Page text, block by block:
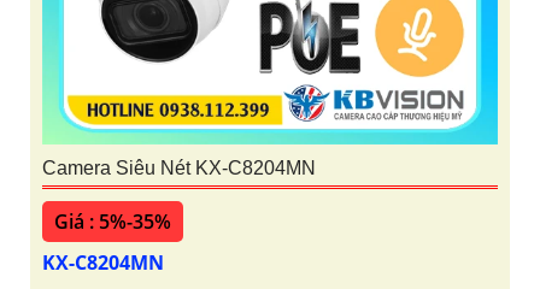
Camera Siêu Nét KX-C8204MN
Giá : 5%-35%
KX-C8204MN